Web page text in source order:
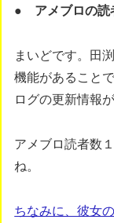
● アメブロの読
まいどです。田
機能があること
ログの更新情報
アメブロ読者数
ね。
ちなみに、彼女